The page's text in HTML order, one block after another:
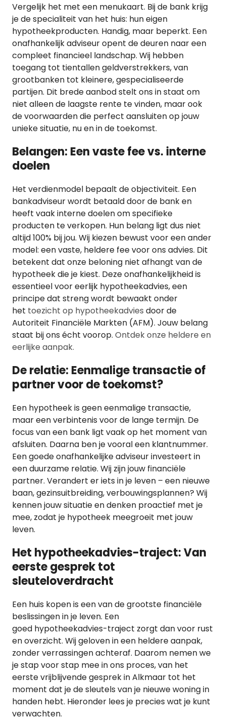
Vergelijk het met een menukaart. Bij de bank krijg
je de specialiteit van het huis: hun eigen
hypotheekproducten. Handig, maar beperkt. Een
onafhankelijk adviseur opent de deuren naar een
compleet financieel landschap. Wij hebben
toegang tot tientallen geldverstrekkers, van
grootbanken tot kleinere, gespecialiseerde
partijen. Dit brede aanbod stelt ons in staat om
niet alleen de laagste rente te vinden, maar ook
de voorwaarden die perfect aansluiten op jouw
unieke situatie, nu en in de toekomst.
Belangen: Een vaste fee vs. interne
doelen
Het verdienmodel bepaalt de objectiviteit. Een
bankadviseur wordt betaald door de bank en
heeft vaak interne doelen om specifieke
producten te verkopen. Hun belang ligt dus niet
altijd 100% bij jou. Wij kiezen bewust voor een ander
model: een vaste, heldere fee voor ons advies. Dit
betekent dat onze beloning niet afhangt van de
hypotheek die je kiest. Deze onafhankelijkheid is
essentieel voor eerlijk hypotheekadvies, een
principe dat streng wordt bewaakt onder
het toezicht op hypotheekadvies door de
Autoriteit Financiële Markten (AFM). Jouw belang
staat bij ons écht voorop. Ontdek onze heldere en
eerlijke aanpak.
De relatie: Eenmalige transactie of
partner voor de toekomst?
Een hypotheek is geen eenmalige transactie,
maar een verbintenis voor de lange termijn. De
focus van een bank ligt vaak op het moment van
afsluiten. Daarna ben je vooral een klantnummer.
Een goede onafhankelijke adviseur investeert in
een duurzame relatie. Wij zijn jouw financiële
partner. Verandert er iets in je leven – een nieuwe
baan, gezinsuitbreiding, verbouwingsplannen? Wij
kennen jouw situatie en denken proactief met je
mee, zodat je hypotheek meegroeit met jouw
leven.
Het hypotheekadvies-traject: Van
eerste gesprek tot
sleuteloverdracht
Een huis kopen is een van de grootste financiële
beslissingen in je leven. Een
goed hypotheekadvies-traject zorgt dan voor rust
en overzicht. Wij geloven in een heldere aanpak,
zonder verrassingen achteraf. Daarom nemen we
je stap voor stap mee in ons proces, van het
eerste vrijblijvende gesprek in Alkmaar tot het
moment dat je de sleutels van je nieuwe woning in
handen hebt. Hieronder lees je precies wat je kunt
verwachten.